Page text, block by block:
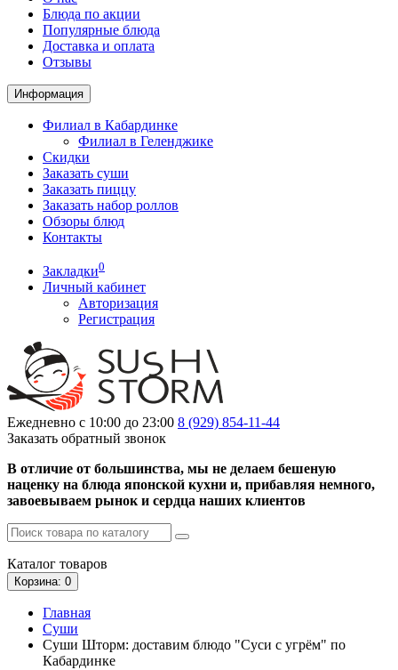
Блюда по акции
Популярные блюда
Доставка и оплата
Отзывы
Информация
Филиал в Кабардинке
Филиал в Геленджике
Скидки
Заказать суши
Заказать пиццу
Заказать набор роллов
Обзоры блюд
Контакты
Закладки0
Личный кабинет
Авторизация
Регистрация
Ежедневно с 10:00 до 23:00 8 (929) 854-11-44
Заказать обратный звонок
В отличие от большинства, мы не делаем бешеную
наценку на блюда японской кухни и, прибавляя немного,
завоевываем рынок и сердца наших клиентов
Каталог товаров
Корзина: 0
Главная
Суши
Суши Шторм: доставим блюдо "Суси с угрём" по
Кабардинке